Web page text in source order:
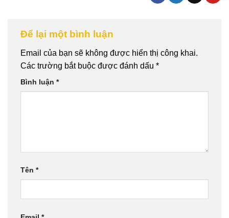
Để lại một bình luận
Email của bạn sẽ không được hiển thị công khai.
Các trường bắt buộc được đánh dấu *
Bình luận *
Tên *